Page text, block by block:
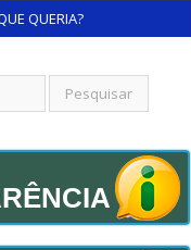
QUERIA?